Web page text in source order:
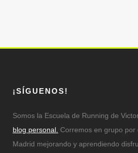
¡SÍGUENOS!
Somos la Escuela de Running de
blog personal. Corremos en grupo
Madrid mejorando y aprendiendo